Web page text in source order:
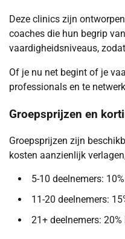
Deze clinics zijn
coaches die hun begrip
vaardigheidsniveaus,
Of je nu net begint of je
professionals en te
Groepsprijzen en
Groepsprijzen zijn
kosten aanzienlijk
5-10 deelnemers:
11-20 deelnemers:
21+ deelnemers: